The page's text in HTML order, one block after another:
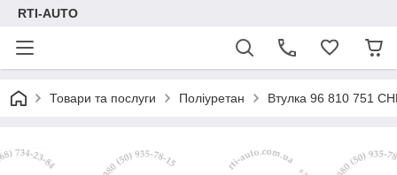
RTI-AUTO
Товари та послуги Поліуретан Втулка 96 810 751